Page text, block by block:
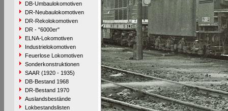
DB-Umbaulokomotiven
DR-Neubaulokomotiven
DR-Rekolokomotiven
DR - "6000er"
ELNA-Lokomotiven
Industrielokomotiven
Feuerlose Lokomotiven
Sonderkonstruktionen
SAAR (1920 - 1935)
DB-Bestand 1968
DR-Bestand 1970
Auslandsbestände
Lokbestandslisten